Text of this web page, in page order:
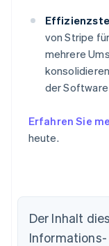
von Stripe
mehrere
der
Erfahren Sie
heute.
Der Inhalt